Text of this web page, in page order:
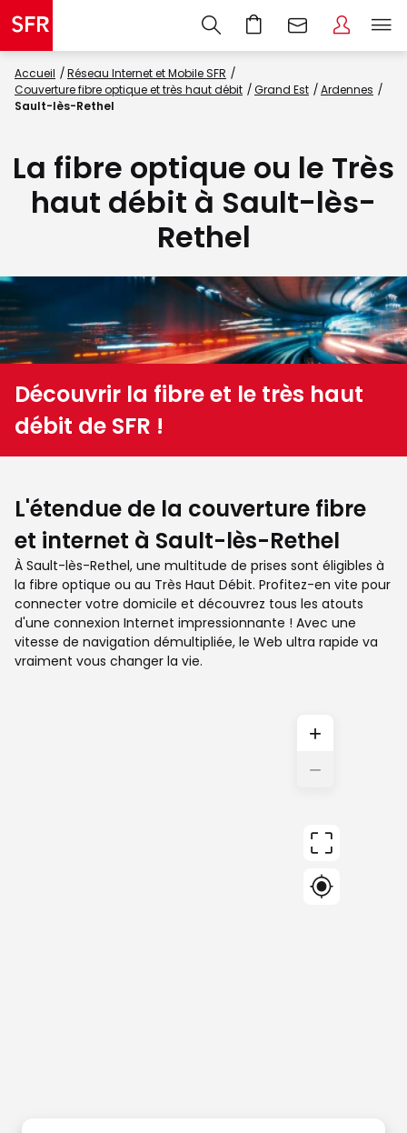
Accueil
Réseau Internet et Mobile SFR
Couverture fibre optique et très haut débit
Grand Est
Ardennes
Sault-lès-Rethel
La fibre optique ou le Très
haut débit à Sault-lès-
Rethel
Découvrir la fibre et le très haut
débit de SFR !
L'étendue de la couverture fibre
et internet à Sault-lès-Rethel
À Sault-lès-Rethel, une multitude de prises sont éligibles à
la fibre optique ou au Très Haut Débit. Profitez-en vite pour
connecter votre domicile et découvrez tous les atouts
d'une connexion Internet impressionnante ! Avec une
vitesse de navigation démultipliée, le Web ultra rapide va
vraiment vous changer la vie.
+
−